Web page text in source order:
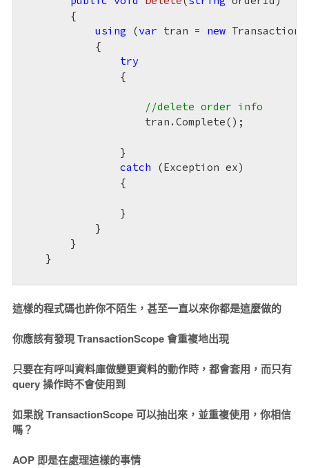
{
using (var tran = new
{
try
{
//delete order info
tran.Complete();
}
catch (Exception ex)
{
}
}
}
}
這樣的程式碼也許你不陌生，甚至一直以來你都是這麼做的
你應該有發現 TransactionScope 會重複地出現
只要在有呼叫資料庫做變更資料的動作時，都會套用，而只有
query 操作時不會使用到
如果說 TransactionScope 可以抽出來，並重複使用，你相信
嗎？
AOP 即是在處理這樣的事情